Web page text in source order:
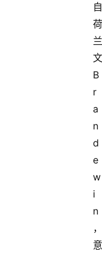
自
荷
兰
文
B
r
a
n
d
e
w
i
n
，
意